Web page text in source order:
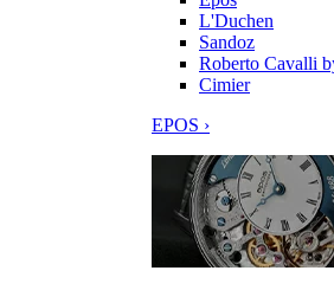
L'Duchen
Sandoz
Roberto Cavalli
Cimier
EPOS ›